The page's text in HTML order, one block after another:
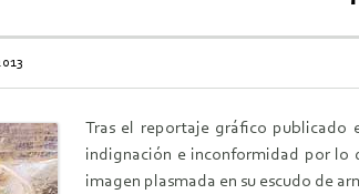
Tras el reportaje gráfico publicado
indignación e inconformidad por lo
imagen plasmada en su escudo de